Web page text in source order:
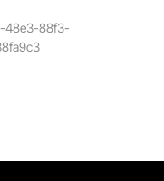
48e3-88f3-